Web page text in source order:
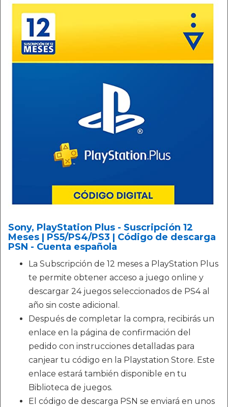
Sony, PlayStation Plus - Suscripción 12
Meses | PS5/PS4/PS3 | Código de descarga
PSN - Cuenta española
La Subscripción de 12 meses a PlayStation Plus
te permite obtener acceso a juego online y
descargar 24 juegos seleccionados de PS4 al
año sin coste adicional.
Después de completar la compra, recibirás un
enlace en la página de confirmación del
pedido con instrucciones detalladas para
canjear tu código en la Playstation Store. Este
enlace estará también disponible en tu
Biblioteca de juegos.
El código de descarga PSN se enviará en unos